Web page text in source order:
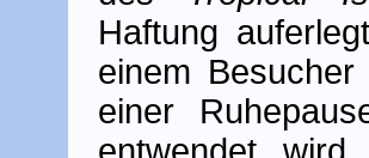
Haftung
einem
einer